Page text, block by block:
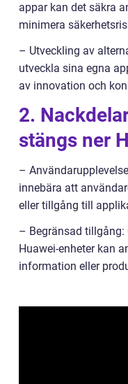
appar kan det säkra
minimera
– Utveckling av
utveckla sina egna
av innovation och
2.
stängs ner
–
innebära att
eller tillgång till
– Begränsad tillgång:
Huawei-enheter kan
information eller